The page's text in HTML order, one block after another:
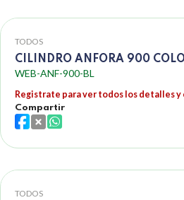
TODOS
CILINDRO ANFORA 900
WEB-ANF-900-BL
Registrate para ver todos los detalles
Compartir
TODOS